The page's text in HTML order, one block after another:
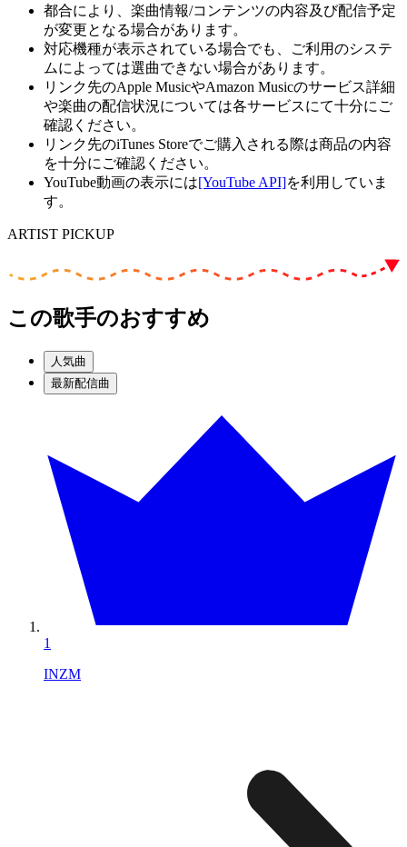
都合により、楽曲情報/コンテンツの内容及び配信予定
が変更となる場合があります。
対応機種が表示されている場合でも、ご利用のシステ
ムによっては選曲できない場合があります。
リンク先のApple MusicやAmazon Musicのサービス詳細
や楽曲の配信状況については各サービスにて十分にご
確認ください。
リンク先のiTunes Storeでご購入される際は商品の内容
を十分にご確認ください。
YouTube動画の表示には[YouTube API]を利用していま
す。
ARTIST PICKUP
この歌手のおすすめ
人気曲
最新配信曲
1
INZM